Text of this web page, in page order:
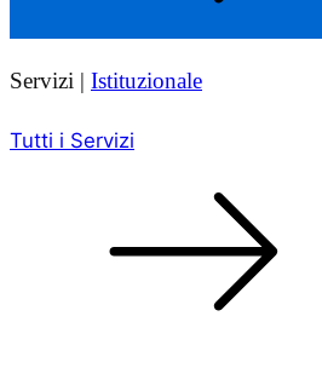
Servizi | Istituzionale
Tutti i Servizi